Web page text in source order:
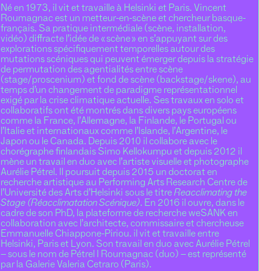
Né en 1973, il vit et travaille à Helsinki et Paris. Vincent
Roumagnac est un metteur-en-scène et chercheur basque-
français. Sa pratique intermédiale (scène, installation,
vidéo) diffracte l’idée de « scène » en s’appuyant sur des
explorations spécifiquement temporelles autour des
mutations scéniques qui peuvent émerger depuis la stratégie
de permutation des agentialités entre scène
(stage/proscenium) et fond de scène (backstage/skene), au
temps d’un changement de paradigme représentationnel
exigé par la crise climatique actuelle. Ses travaux en solo et
collaboratifs ont été montrés dans divers pays européens
comme la France, l’Allemagne, la Finlande, le Portugal ou
l’Italie et internationaux comme l’Islande, l’Argentine, le
Japon ou le Canada. Depuis 2010 il collabore avec le
chorégraphe finlandais Simo Kellokumpu et depuis 2012 il
mène un travail en duo avec l’artiste visuelle et photographe
Aurélie Pétrel. Il poursuit depuis 2015 un doctorat en
recherche artistique au Performing Arts Research Centre de
l’Université des Arts d’Helsinki sous le titreReacclimating the
Stage (Réacclimatation Scénique). En 2016 il ouvre, dans le
cadre de son PhD, la plateforme de recherche weSANK en
collaboration avec l’architecte, commissaire et chercheuse
Emmanuelle Chiappone-Piriou. il vit et travaille entre
Helsinki, Paris et Lyon. Son travail en duo avec Aurélie Pétrel
– sous le nom de Pétrel I Roumagnac (duo) – est représenté
par la Galerie Valeria Cetraro (Paris).